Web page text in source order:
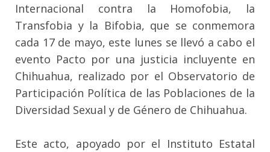
Internacional contra la Homofobia, la
Transfobia y la Bifobia, que se conmemora
cada 17 de mayo, este lunes se llevó a cabo el
evento Pacto por una justicia incluyente en
Chihuahua, realizado por el Observatorio de
Participación Política de las Poblaciones de la
Diversidad Sexual y de Género de Chihuahua.
Este acto, apoyado por el Instituto Estatal